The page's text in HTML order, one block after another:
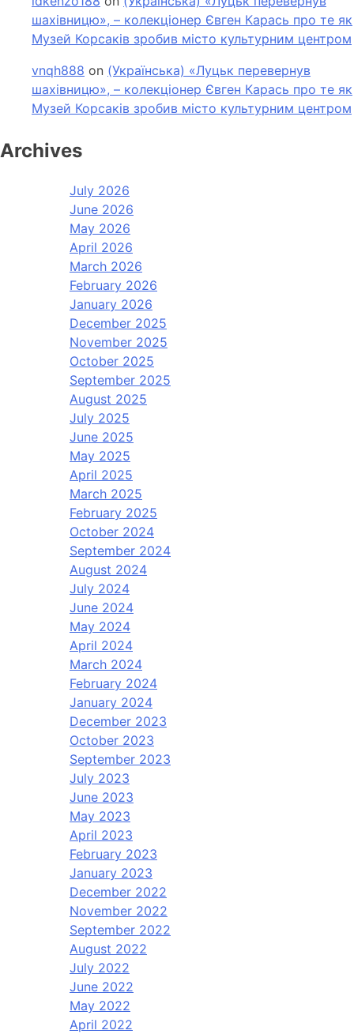
шахівницю», – колекціонер Євген Карась про те як
Музей Корсаків зробив місто культурним центром
vnqh888 on (Українська) «Луцьк перевернув
шахівницю», – колекціонер Євген Карась про те як
Музей Корсаків зробив місто культурним центром
Archives
July 2026
June 2026
May 2026
April 2026
March 2026
February 2026
January 2026
December 2025
November 2025
October 2025
September 2025
August 2025
July 2025
June 2025
May 2025
April 2025
March 2025
February 2025
October 2024
September 2024
August 2024
July 2024
June 2024
May 2024
April 2024
March 2024
February 2024
January 2024
December 2023
October 2023
September 2023
July 2023
June 2023
May 2023
April 2023
February 2023
January 2023
December 2022
November 2022
September 2022
August 2022
July 2022
June 2022
May 2022
April 2022